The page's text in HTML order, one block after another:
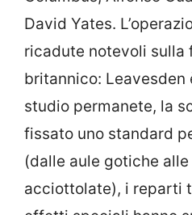
David Yates.
ricadute notevoli sulla
britannico: Leavesden
studio permanete, la
fissato uno standard
(dalle aule gotiche
acciottolate), i reparti